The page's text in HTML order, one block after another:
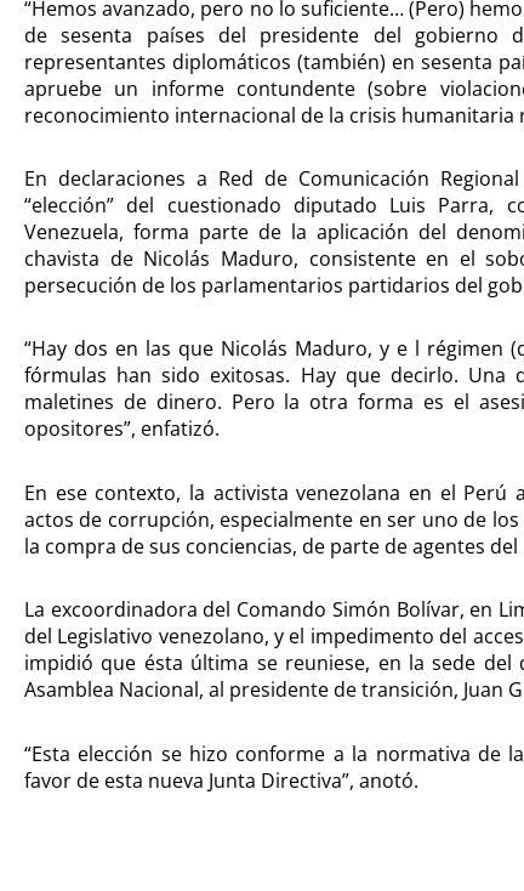
“Hemos avanzado, pero no lo suficiente… (Pero)
de sesenta países del presidente del gobierno
representantes diplomáticos (también) en sesenta
apruebe un informe contundente (sobre
reconocimiento internacional de la crisis humanitaria
En declaraciones a Red de Comunicación
“elección” del cuestionado diputado Luis Parra,
Venezuela, forma parte de la aplicación del
chavista de Nicolás Maduro, consistente en el
persecución de los parlamentarios partidarios del
“Hay dos en las que Nicolás Maduro, y e l régimen
fórmulas han sido exitosas. Hay que decirlo.
maletines de dinero. Pero la otra forma es el
opositores”, enfatizó.
En ese contexto, la activista venezolana en el
actos de corrupción, especialmente en ser uno de
la compra de sus conciencias, de parte de agentes
La excoordinadora del Comando Simón Bolívar, en
del Legislativo venezolano, y el impedimento del
impidió que ésta última se reuniese, en la sede
Asamblea Nacional, al presidente de transición, Juan
“Esta elección se hizo conforme a la normativa de
favor de esta nueva Junta Directiva”, anotó.